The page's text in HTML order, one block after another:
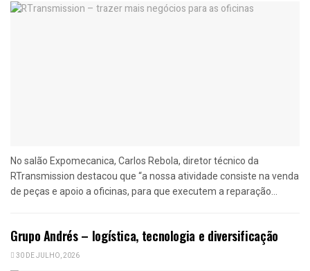
No salão Expomecanica, Carlos Rebola, diretor técnico da
RTransmission destacou que “a nossa atividade consiste na venda
de peças e apoio a oficinas, para que executem a reparação...
Grupo Andrés – logística, tecnologia e diversificação
30 DE JULHO, 2026